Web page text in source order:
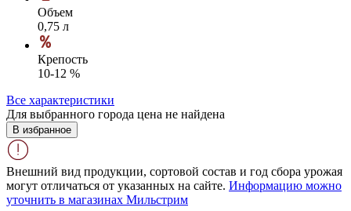
Объем
0,75 л
Крепость
10-12 %
Все характеристики
Для выбранного города цена не найдена
В избранное
Внешний вид продукции, сортовой состав и год сбора урожая
могут отличаться от указанных на сайте. Информацию можно
уточнить в магазинах Мильстрим